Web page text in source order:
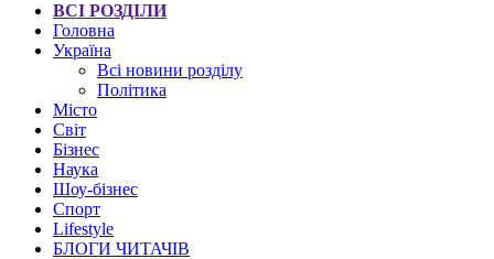
ВСІ РОЗДІЛИ
Головна
Україна
Всі новини розділу
Політика
Місто
Світ
Бізнес
Наука
Шоу-бізнес
Спорт
Lifestyle
БЛОГИ ЧИТАЧІВ